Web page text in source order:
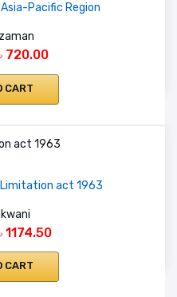
Pacific Region
720.00
CART
act 1963
1174.50
CART